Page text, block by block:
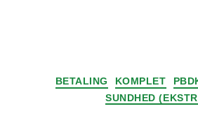
BETALING KOMPLET
SUNDHED